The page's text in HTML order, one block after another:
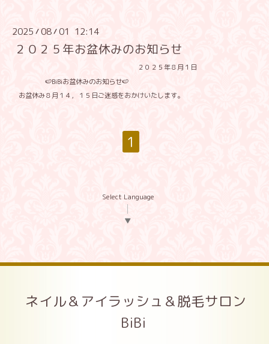
2025 /08/01 12:14
２０２５年お盆休みのお知らせ
２０２５年８月１日
🍉BiBiお盆休みのお知らせ🍉
お盆休み８月１４，１５日ご迷惑をおかけいたします。
1
Select Language
▼
ネイル＆アイラッシュ＆脱毛サロン
BiBi